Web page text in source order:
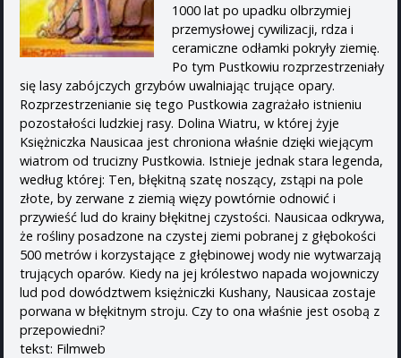
1000 lat po upadku olbrzymiej
przemysłowej cywilizacji, rdza i
ceramiczne odłamki pokryły ziemię.
Po tym Pustkowiu rozprzestrzeniały
się lasy zabójczych grzybów uwalniając trujące opary.
Rozprzestrzenianie się tego Pustkowia zagrażało istnieniu
pozostałości ludzkiej rasy. Dolina Wiatru, w której żyje
Księżniczka Nausicaa jest chroniona właśnie dzięki wiejącym
wiatrom od trucizny Pustkowia. Istnieje jednak stara legenda,
według której: Ten, błękitną szatę noszący, zstąpi na pole
złote, by zerwane z ziemią więzy powtórnie odnowić i
przywieść lud do krainy błękitnej czystości. Nausicaa odkrywa,
że rośliny posadzone na czystej ziemi pobranej z głębokości
500 metrów i korzystające z głębinowej wody nie wytwarzają
trujących oparów. Kiedy na jej królestwo napada wojowniczy
lud pod dowództwem księżniczki Kushany, Nausicaa zostaje
porwana w błękitnym stroju. Czy to ona właśnie jest osobą z
przepowiedni?
tekst: Filmweb